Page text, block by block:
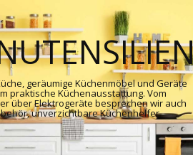
geräumige Küchenmöbel und Geräte
praktische Küchenausstattung. Vom
über Elektrogeräte besprechen wir auch
unverzichtbare Küchenhelfer.